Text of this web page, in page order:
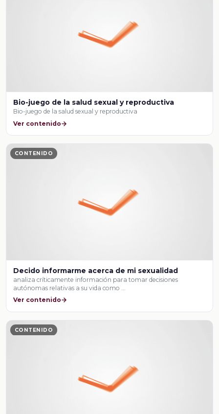
Bio-juego de la salud sexual y reproductiva
Bio-juego de la salud sexual y reproductiva
Ver contenido
CONTENIDO
Decido informarme acerca de mi sexualidad
analiza críticamente información para tomar decisiones
autónomas relativas a su vida como …
Ver contenido
CONTENIDO